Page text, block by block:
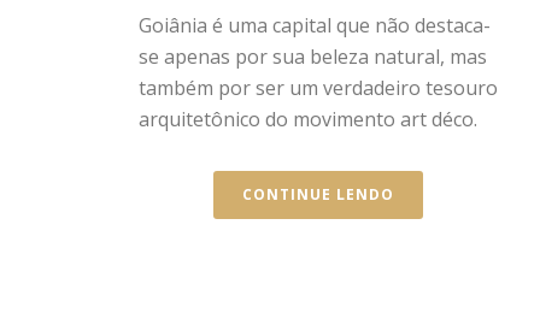
Goiânia é uma capital que não destaca-
se apenas por sua beleza natural, mas
também por ser um verdadeiro tesouro
arquitetônico do movimento art déco.
CONTINUE LENDO